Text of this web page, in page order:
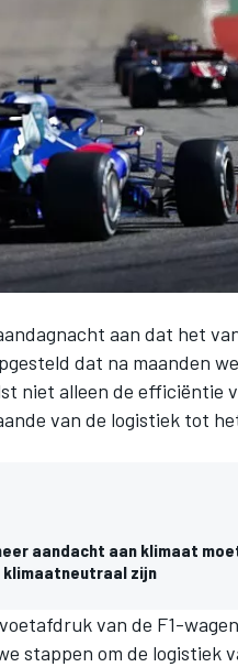
aan dat het
dat na maanden
niet alleen de efficiëntie
van de logistiek tot
aandacht aan klimaat
klimaatneutraal zijn
van de F1-
stappen om de